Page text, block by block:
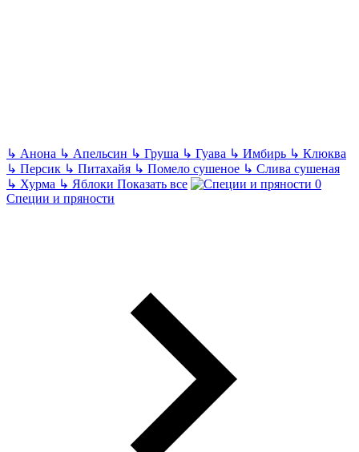
↳ Анона ↳ Апельсин ↳ Груша ↳ Гуава ↳ Имбирь ↳ Клюква
↳ Персик ↳ Питахайя ↳ Помело сушеное ↳ Слива сушеная
↳ Хурма ↳ Яблоки Показать все
Специи и пряности